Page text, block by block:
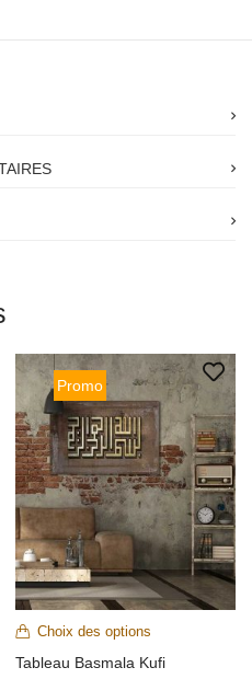
Promo
Choix des options
Tableau Basmala Kufi